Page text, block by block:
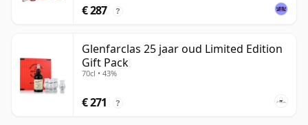
€ 287 ?
Glenfarclas 25 jaar oud Limited Edition
Gift Pack
70cl • 43%
€ 271 ?